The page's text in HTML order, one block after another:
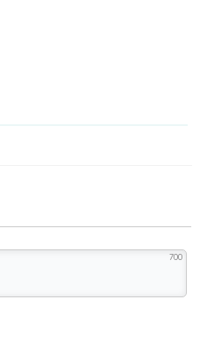
700